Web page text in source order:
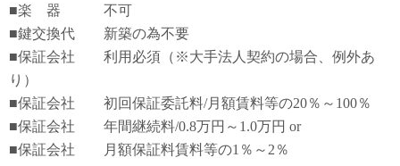
■楽 器 不可
■鍵交換代 新築の為不要
■保証会社 利用必須（※大手法人契約の場合、例外あ
り）
■保証会社 初回保証委託料/月額賃料等の20％～100％
■保証会社 年間継続料/0.8万円～1.0万円 or
■保証会社 月額保証料賃料等の1％～2％